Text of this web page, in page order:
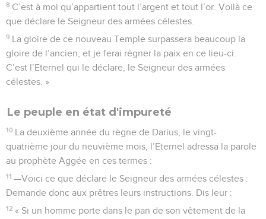
8 C’est à moi qu’appartient tout l’argent et tout l’or. Voilà ce
que déclare le Seigneur des armées célestes.
9 La gloire de ce nouveau Temple surpassera beaucoup la
gloire de l’ancien, et je ferai régner la paix en ce lieu-ci.
C’est l’Eternel qui le déclare, le Seigneur des armées
célestes. »
Le peuple en état d'impureté
10 La deuxième année du règne de Darius, le vingt-
quatrième jour du neuvième mois, l’Eternel adressa la parole
au prophète Aggée en ces termes :
11 —Voici ce que déclare le Seigneur des armées célestes :
Demande donc aux prêtres leurs instructions. Dis leur :
12 « Si un homme porte dans le pan de son vêtement de la